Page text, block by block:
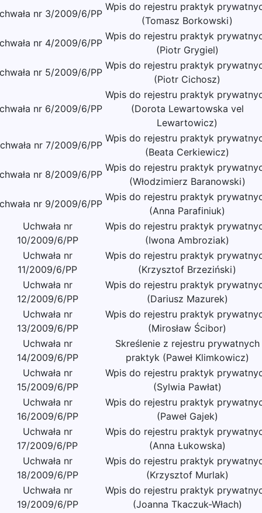
nr 3/2009/6/PP
Wpis do rejestru praktyk
(Tomasz Borkowski)
nr 4/2009/6/PP
Wpis do rejestru praktyk
(Piotr Grygiel)
nr 5/2009/6/PP
Wpis do rejestru praktyk
(Piotr Cichosz)
nr 6/2009/6/PP
Wpis do rejestru praktyk
(Dorota Lewartowska vel
Lewartowicz)
nr 7/2009/6/PP
Wpis do rejestru praktyk
(Beata Cerkiewicz)
nr 8/2009/6/PP
Wpis do rejestru praktyk
(Włodzimierz Baranowski)
nr 9/2009/6/PP
Wpis do rejestru praktyk
(Anna Parafiniuk)
Uchwała nr
10/2009/6/PP
Wpis do rejestru praktyk
(Iwona Ambroziak)
Uchwała nr
11/2009/6/PP
Wpis do rejestru praktyk
(Krzysztof Brzeziński)
Uchwała nr
12/2009/6/PP
Wpis do rejestru praktyk
(Dariusz Mazurek)
Uchwała nr
13/2009/6/PP
Wpis do rejestru praktyk
(Mirosław Ścibor)
Uchwała nr
14/2009/6/PP
Skreślenie z rejestru prywatnych
praktyk (Paweł Klimkowicz)
Uchwała nr
15/2009/6/PP
Wpis do rejestru praktyk
(Sylwia Pawłat)
Uchwała nr
16/2009/6/PP
Wpis do rejestru praktyk
(Paweł Gajek)
Uchwała nr
17/2009/6/PP
Wpis do rejestru praktyk
(Anna Łukowska)
Uchwała nr
18/2009/6/PP
Wpis do rejestru praktyk
(Krzysztof Murlak)
Uchwała nr
19/2009/6/PP
Wpis do rejestru praktyk
(Joanna Tkaczuk-Włach)